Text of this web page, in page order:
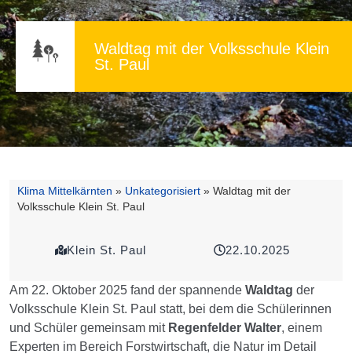
Waldtag mit der Volksschule Klein
St. Paul
Klima Mittelkärnten » Unkategorisiert » Waldtag mit der
Volksschule Klein St. Paul
Klein St. Paul 22.10.2025
Am 22. Oktober 2025 fand der spannende Waldtag der
Volksschule Klein St. Paul statt, bei dem die Schülerinnen
und Schüler gemeinsam mit Regenfelder Walter, einem
Experten im Bereich Forstwirtschaft, die Natur im Detail